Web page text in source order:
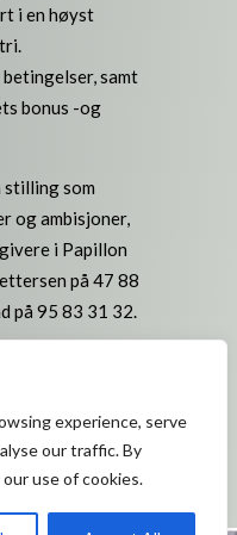
experience, serve
our traffic. By
use of cookies.
i en høyst
samt
bonus -og
stilling som
og ambisjoner,
i Papillon
på 47 88
på 95 83 31 32.
om ønskelig